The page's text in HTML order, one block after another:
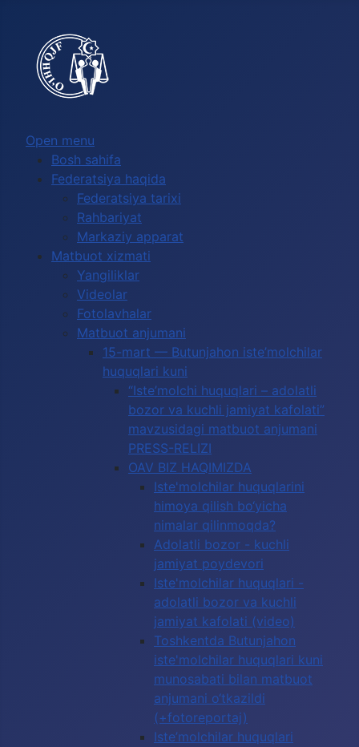
Open menu
Bosh sahifa
Federatsiya haqida
Federatsiya tarixi
Rahbariyat
Markaziy apparat
Matbuot xizmati
Yangiliklar
Videolar
Fotolavhalar
Matbuot anjumani
15-mart — Butunjahon iste’molchilar
huquqlari kuni
“Iste’molchi huquqlari – adolatli
bozor va kuchli jamiyat kafolati”
mavzusidagi matbuot anjumani
PRESS-RELIZI
OAV BIZ HAQIMIZDA
Iste'molchilar huquqlarini
himoya qilish bo‘yicha
nimalar qilinmoqda?
Adolatli bozor - kuchli
jamiyat poydevori
Iste'molchilar huquqlari -
adolatli bozor va kuchli
jamiyat kafolati (video)
Toshkentda Butunjahon
iste'molchilar huquqlari kuni
munosabati bilan matbuot
anjumani o‘tkazildi
(+fotoreportaj)
Iste’molchilar huquqlari